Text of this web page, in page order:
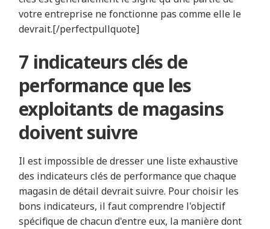
votre entreprise ne fonctionne pas comme elle le
devrait.[/perfectpullquote]
7 indicateurs clés de
performance que les
exploitants de magasins
doivent suivre
Il est impossible de dresser une liste exhaustive
des indicateurs clés de performance que chaque
magasin de détail devrait suivre. Pour choisir les
bons indicateurs, il faut comprendre l'objectif
spécifique de chacun d'entre eux, la manière dont